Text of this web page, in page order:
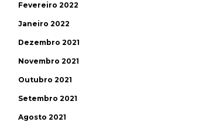
Fevereiro 2022
Janeiro 2022
Dezembro 2021
Novembro 2021
Outubro 2021
Setembro 2021
Agosto 2021